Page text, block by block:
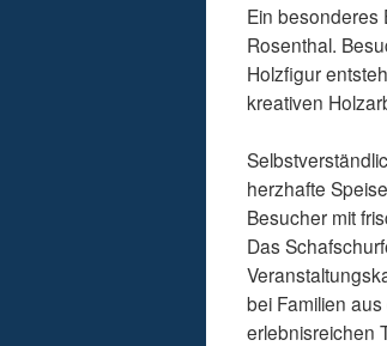
Ein besonderes
Rosenthal.
Holzfigur
kreativen
herzhafte
Besucher mit
Das
bei Familien
erlebnisreichen